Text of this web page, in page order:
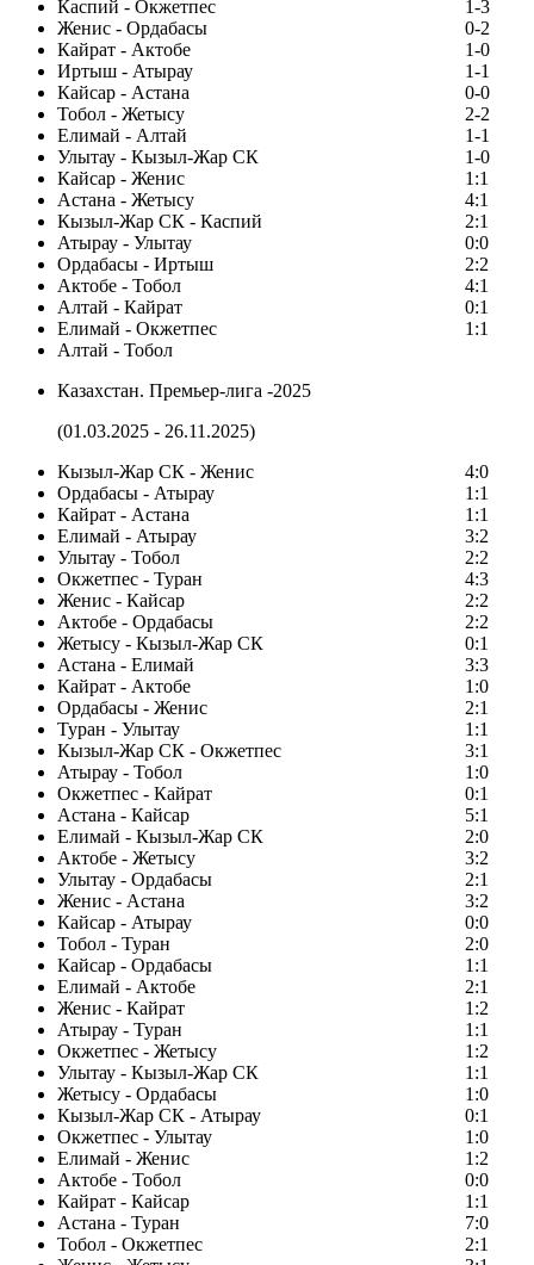
Каспий - Окжетпес
1-3
Женис - Ордабасы
0-2
Кайрат - Актобе
1-0
Иртыш - Атырау
1-1
Кайсар - Астана
0-0
Тобол - Жетысу
2-2
Елимай - Алтай
1-1
Улытау - Кызыл-Жар СК
1-0
Кайсар - Женис
1:1
Астана - Жетысу
4:1
Кызыл-Жар СК - Каспий
2:1
Атырау - Улытау
0:0
Ордабасы - Иртыш
2:2
Актобе - Тобол
4:1
Алтай - Кайрат
0:1
Елимай - Окжетпес
1:1
Алтай - Тобол
Казахстан. Премьер-лига -2025
(01.03.2025 - 26.11.2025)
Кызыл-Жар СК - Женис
4:0
Ордабасы - Атырау
1:1
Кайрат - Астана
1:1
Елимай - Атырау
3:2
Улытау - Тобол
2:2
Окжетпес - Туран
4:3
Женис - Кайсар
2:2
Актобе - Ордабасы
2:2
Жетысу - Кызыл-Жар СК
0:1
Астана - Елимай
3:3
Кайрат - Актобе
1:0
Ордабасы - Женис
2:1
Туран - Улытау
1:1
Кызыл-Жар СК - Окжетпес
3:1
Атырау - Тобол
1:0
Окжетпес - Кайрат
0:1
Астана - Кайсар
5:1
Елимай - Кызыл-Жар СК
2:0
Актобе - Жетысу
3:2
Улытау - Ордабасы
2:1
Женис - Астана
3:2
Кайсар - Атырау
0:0
Тобол - Туран
2:0
Кайсар - Ордабасы
1:1
Елимай - Актобе
2:1
Женис - Кайрат
1:2
Атырау - Туран
1:1
Окжетпес - Жетысу
1:2
Улытау - Кызыл-Жар СК
1:1
Жетысу - Ордабасы
1:0
Кызыл-Жар СК - Атырау
0:1
Окжетпес - Улытау
1:0
Елимай - Женис
1:2
Актобе - Тобол
0:0
Кайрат - Кайсар
1:1
Астана - Туран
7:0
Тобол - Окжетпес
2:1